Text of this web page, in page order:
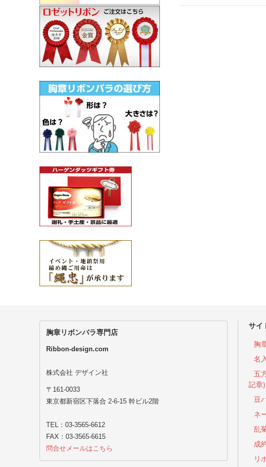
胸章リボンバラ専門店
Ribbon-design.com
株式会社 デザイン社
〒161-0033
東京都新宿区下落合 2-6-15 幹ビル2階
TEL：03-3565-6612
FAX：03-3565-6615
問合せメールはこちら
サイ
胸
名
五
記章)
豆
ネ
乱
成
リ